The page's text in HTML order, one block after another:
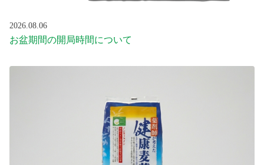
お問い合わせ
2026.08.06
お盆期間の開局時間について